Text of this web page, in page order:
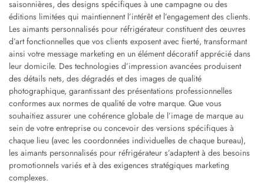
saisonnières, des designs spécifiques à une campagne ou des
éditions limitées qui maintiennent l’intérêt et l’engagement des clients.
Les aimants personnalisés pour réfrigérateur constituent des œuvres
d’art fonctionnelles que vos clients exposent avec fierté, transformant
ainsi votre message marketing en un élément décoratif apprécié dans
leur domicile. Des technologies d’impression avancées produisent
des détails nets, des dégradés et des images de qualité
photographique, garantissant des présentations professionnelles
conformes aux normes de qualité de votre marque. Que vous
souhaitiez assurer une cohérence globale de l’image de marque au
sein de votre entreprise ou concevoir des versions spécifiques à
chaque lieu (avec les coordonnées individuelles de chaque bureau),
les aimants personnalisés pour réfrigérateur s’adaptent à des besoins
promotionnels variés et à des exigences stratégiques marketing
complexes.